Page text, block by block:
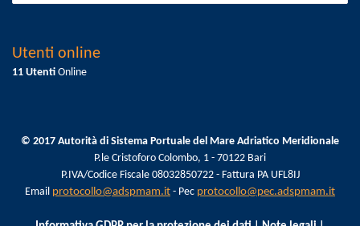
Utenti online
11 Utenti Online
© 2017 Autorità di Sistema Portuale del Mare Adriatico Meridionale
P.le Cristoforo Colombo, 1 - 70122 Bari
P.IVA/Codice Fiscale 08032850722 - Fattura PA UFL8IJ
Email protocollo@adspmam.it - Pec protocollo@pec.adspmam.it